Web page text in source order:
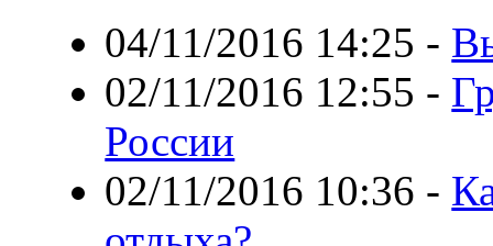
04/11/2016 14:25 -
02/11/2016 12:55 -
России
02/11/2016 10:36 -